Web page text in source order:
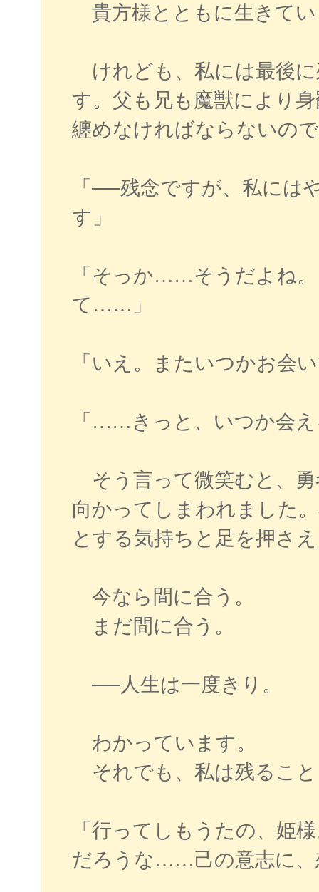
貴方様とともに生きて
けれども、私には最後
す。父も兄も魔獣により
纏めなければならないの
「──残念ですが、私には
す」
「そっか……そうだよね
て……」
「いえ。またいつかお会
「……きっと、いつか会
そう言って微笑むと、
向かってしまわれました
とする気持ちと足を押さ
今なら間に合う。
まだ間に合う。
──人生は一度きり。
わかっています。
それでも、私は残るこ
「行ってしもうたの、姫
だろうな……己の意志に、